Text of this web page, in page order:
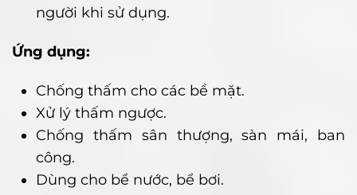
người khi sử dụng.
Ứng dụng:
Chống thấm cho các bề mặt.
Xử lý thấm ngược.
Chống thấm sân thượng, sàn mái, ban
công.
Dùng cho bể nước, bể bơi.